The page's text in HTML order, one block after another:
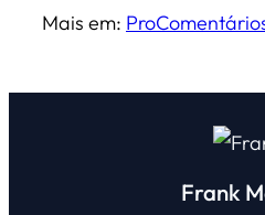
Mais em: Pro
Frank